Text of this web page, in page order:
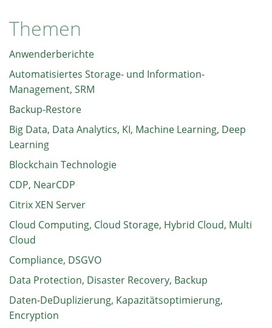
Themen
Anwenderberichte
Automatisiertes Storage- und Information-
Management, SRM
Backup-Restore
Big Data, Data Analytics, KI, Machine Learning, Deep
Learning
Blockchain Technologie
CDP, NearCDP
Citrix XEN Server
Cloud Computing, Cloud Storage, Hybrid Cloud, Multi
Cloud
Compliance, DSGVO
Data Protection, Disaster Recovery, Backup
Daten-DeDuplizierung, Kapazitätsoptimierung,
Encryption